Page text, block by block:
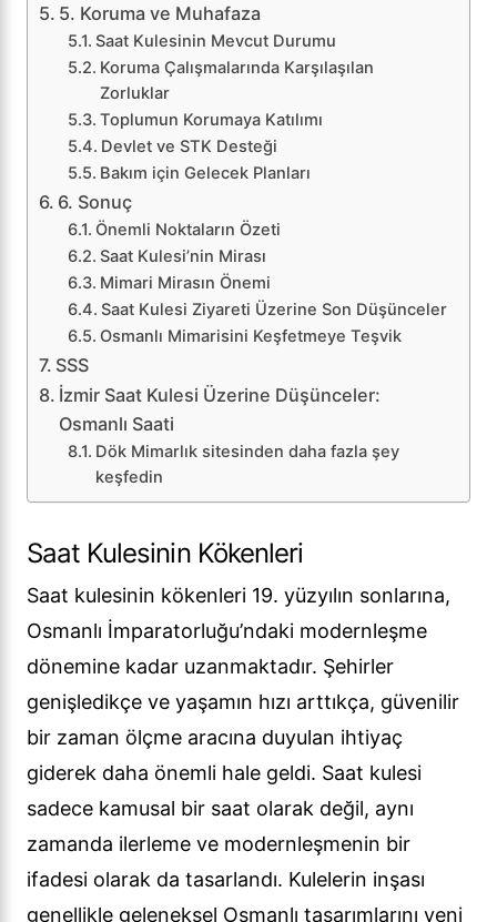
5. Koruma ve Muhafaza
Saat Kulesinin Mevcut Durumu
Koruma Çalışmalarında Karşılaşılan
Zorluklar
Toplumun Korumaya Katılımı
Devlet ve STK Desteği
Bakım için Gelecek Planları
6. Sonuç
Önemli Noktaların Özeti
Saat Kulesi’nin Mirası
Mimari Mirasın Önemi
Saat Kulesi Ziyareti Üzerine Son Düşünceler
Osmanlı Mimarisini Keşfetmeye Teşvik
SSS
İzmir Saat Kulesi Üzerine Düşünceler:
Osmanlı Saati
Dök Mimarlık sitesinden daha fazla şey
keşfedin
Saat Kulesinin Kökenleri
Saat kulesinin kökenleri 19. yüzyılın sonlarına,
Osmanlı İmparatorluğu’ndaki modernleşme
dönemine kadar uzanmaktadır. Şehirler
genişledikçe ve yaşamın hızı arttıkça, güvenilir
bir zaman ölçme aracına duyulan ihtiyaç
giderek daha önemli hale geldi. Saat kulesi
sadece kamusal bir saat olarak değil, aynı
zamanda ilerleme ve modernleşmenin bir
ifadesi olarak da tasarlandı. Kulelerin inşası
genellikle geleneksel Osmanlı tasarımlarını yeni